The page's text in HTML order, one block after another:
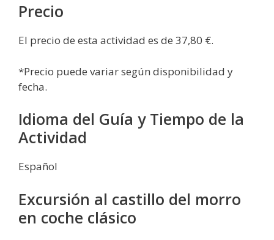
Precio
El precio de esta actividad es de 37,80 €.
*Precio puede variar según disponibilidad y
fecha.
Idioma del Guía y Tiempo de la
Actividad
Español
Excursión al castillo del morro
en coche clásico